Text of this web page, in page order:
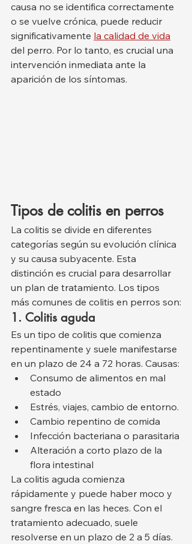
causa no se identifica correctamente
o se vuelve crónica, puede reducir
significativamente la calidad de vida
del perro. Por lo tanto, es crucial una
intervención inmediata ante la
aparición de los síntomas.
Tipos de colitis en perros
La colitis se divide en diferentes
categorías según su evolución clínica
y su causa subyacente. Esta
distinción es crucial para desarrollar
un plan de tratamiento. Los tipos
más comunes de colitis en perros son:
1. Colitis aguda
Es un tipo de colitis que comienza
repentinamente y suele manifestarse
en un plazo de 24 a 72 horas. Causas:
Consumo de alimentos en mal
estado
Estrés, viajes, cambio de entorno.
Cambio repentino de comida
Infección bacteriana o parasitaria
Alteración a corto plazo de la
flora intestinal
La colitis aguda comienza
rápidamente y puede haber moco y
sangre fresca en las heces. Con el
tratamiento adecuado, suele
resolverse en un plazo de 2 a 5 días.